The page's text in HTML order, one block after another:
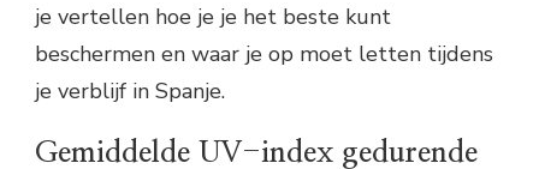
je vertellen hoe je je het beste kunt
beschermen en waar je op moet letten tijdens
je verblijf in Spanje.
Gemiddelde UV-index gedurende